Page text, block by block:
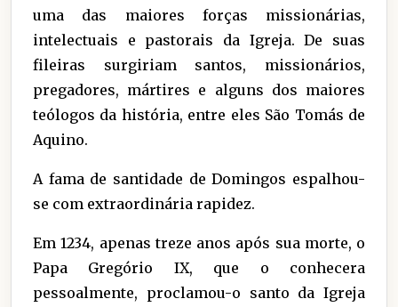
uma das maiores forças missionárias,
intelectuais e pastorais da Igreja. De suas
fileiras surgiriam santos, missionários,
pregadores, mártires e alguns dos maiores
teólogos da história, entre eles São Tomás de
Aquino.
A fama de santidade de Domingos espalhou-
se com extraordinária rapidez.
Em 1234, apenas treze anos após sua morte, o
Papa Gregório IX, que o conhecera
pessoalmente, proclamou-o santo da Igreja